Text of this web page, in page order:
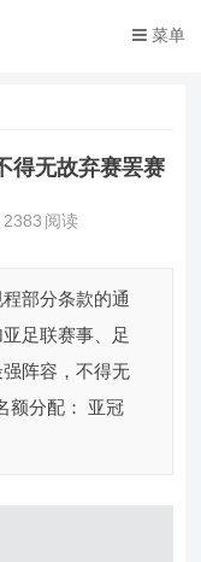
菜单
得无故弃赛罢赛
2383 阅读
部分条款的通
足联赛事、足
阵容，不得无
额分配： 亚冠